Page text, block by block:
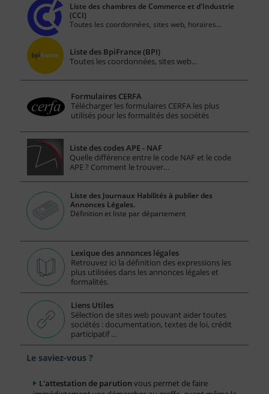
Liste des chambres de Commerce et d'Industrie
(CCI)
Toutes les coordonnées, sites web, horaires...
Liste des BpiFrance (BPI)
Toutes les coordonnées, sites web...
Formulaires CERFA
Télécharger les formulaires CERFA les plus
utilisés pour les formalités des sociétés
Liste des codes APE - NAF
Quelle différence entre le code NAF et le code
APE ? Comment le trouver…
Liste des Journaux Habilités à publier des
Annonces Légales.
Définition et liste par département
Lexique des annonces légales
Retrouvez ici la définition des expressions les
plus utilisées dans les annonces légales et
formalités.
Liens Utiles
Sélection de sites web pouvant aider toutes
sociétés : documentation, textes de loi, crédit
participatif ...
Le saviez-vous ?
L'attestation de parution vous permet de faire